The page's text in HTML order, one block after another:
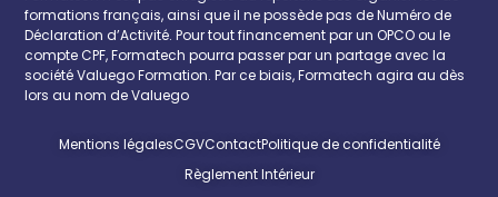
formations français, ainsi que il ne possède pas de Numéro de
Déclaration d’Activité. Pour tout financement par un OPCO ou le
compte CPF, Formatech pourra passer par un partage avec la
société Valuego Formation. Par ce biais, Formatech agira au dès
lors au nom de Valuego
Mentions légalesCGVContactPolitique de confidentialité
Règlement Intérieur